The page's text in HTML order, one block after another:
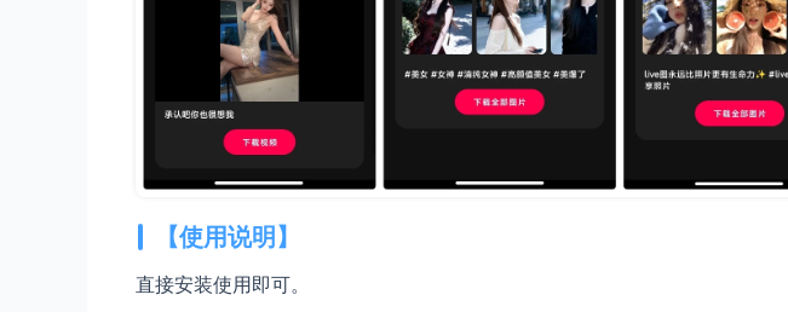
【使用说明】
直接安装使用即可。